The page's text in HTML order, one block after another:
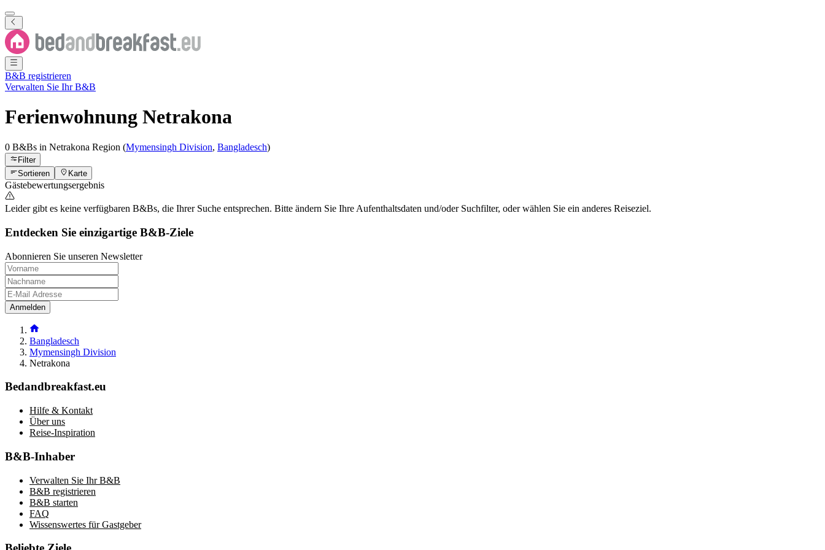
B&B registrieren
Verwalten Sie Ihr B&B
Ferienwohnung Netrakona
0 B&Bs in Netrakona Region (Mymensingh Division, Bangladesch)
Filter
Sortieren
Karte
Gästebewertungsergebnis
Leider gibt es keine verfügbaren B&Bs, die Ihrer Suche entsprechen. Bitte ändern Sie Ihre Aufenthaltsdaten und/oder Suchfilter, oder wählen Sie ein anderes Reiseziel.
Entdecken Sie einzigartige B&B-Ziele
Abonnieren Sie unseren Newsletter
Anmelden
Bangladesch
Mymensingh Division
Netrakona
Bedandbreakfast.eu
Hilfe & Kontakt
Über uns
Reise-Inspiration
B&B-Inhaber
Verwalten Sie Ihr B&B
B&B registrieren
B&B starten
FAQ
Wissenswertes für Gastgeber